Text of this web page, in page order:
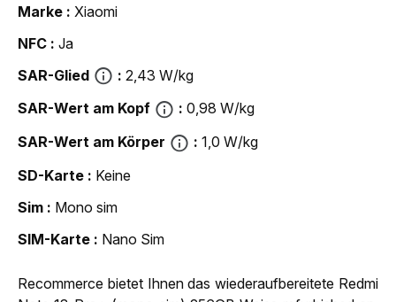
Marke
Xiaomi
NFC
Ja
SAR-Glied
2,43 W/kg
SAR-Wert am Kopf
0,98 W/kg
SAR-Wert am Körper
1,0 W/kg
SD-Karte
Keine
Sim
Mono sim
SIM-Karte
Nano Sim
Recommerce bietet Ihnen das wiederaufbereitete Redmi